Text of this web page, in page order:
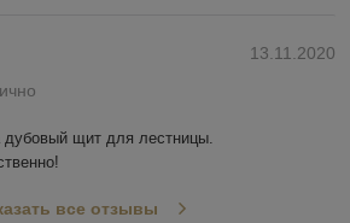
13.11.2020
дубовый щит для лестницы.
все отзывы